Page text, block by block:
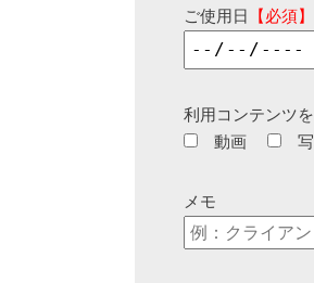
ご使用日 【必須】
利用コンテンツ
動画
メモ